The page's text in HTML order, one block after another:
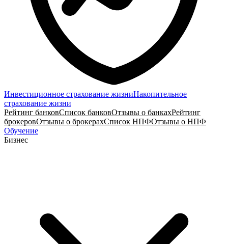
Инвестиционное страхование жизниНакопительное
страхование жизни
Рейтинг банковСписок банковОтзывы о банкахРейтинг
брокеровОтзывы о брокерахСписок НПФОтзывы о НПФ
Обучение
Бизнес